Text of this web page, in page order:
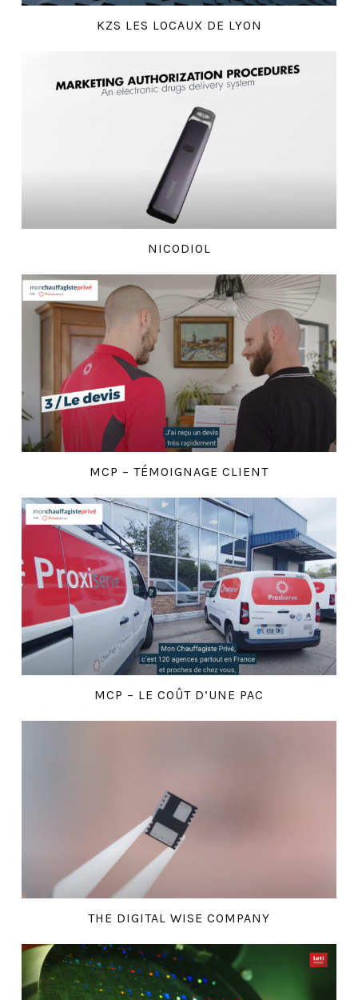
KZS LES LOCAUX DE LYON
NICODIOL
MCP – TÉMOIGNAGE CLIENT
MCP – LE COÛT D’UNE PAC
THE DIGITAL WISE COMPANY